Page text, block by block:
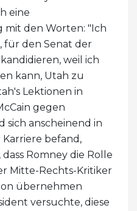
eine
den Worten: "Ich
für den Senat der
weil ich
kann, Utah zu
Lektionen in
gegen
anscheinend in
befand,
Romney die Rolle
Mitte-Rechts-Kritiker
übernehmen
versuchte, diese